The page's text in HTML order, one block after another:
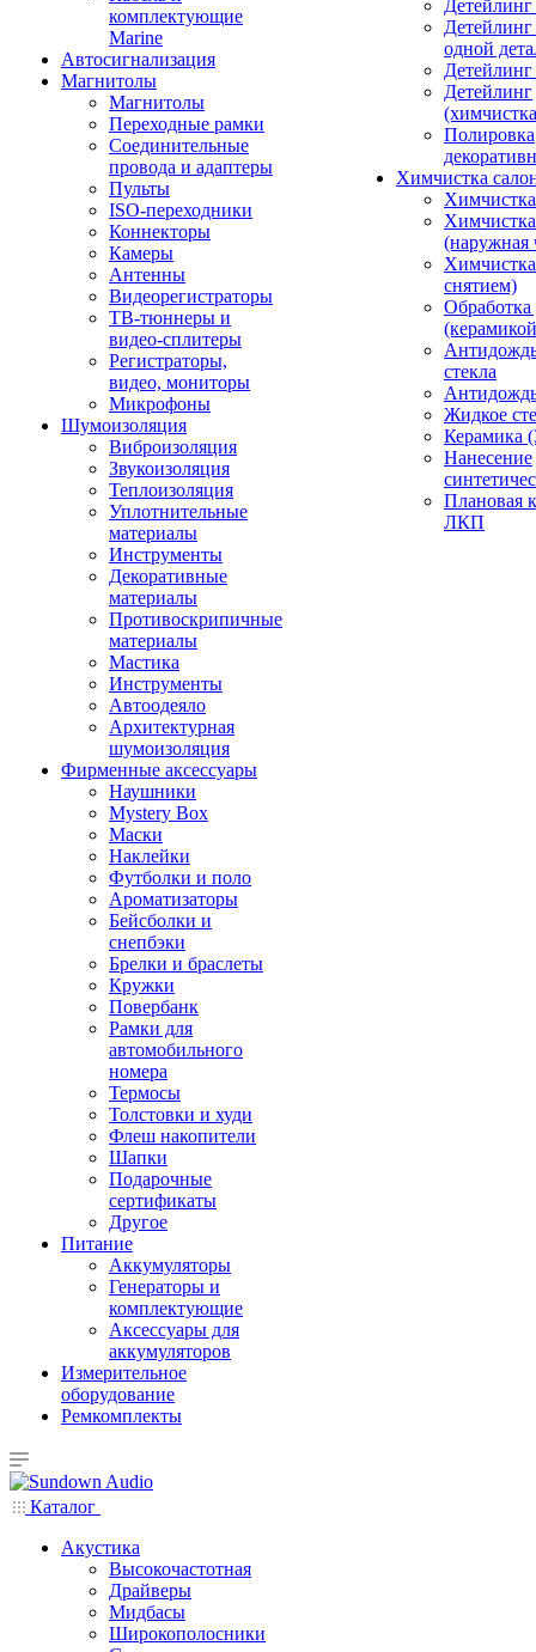
комплектующие
Marine
Автосигнализация
Магнитолы
Магнитолы
Переходные рамки
Соединительные
провода и адаптеры
Пульты
ISO-переходники
Коннекторы
Камеры
Антенны
Видеорегистраторы
ТВ-тюннеры и
видео-сплитеры
Регистраторы,
видео, мониторы
Микрофоны
Шумоизоляция
Виброизоляция
Звукоизоляция
Теплоизоляция
Уплотнительные
материалы
Инструменты
Декоративные
материалы
Противоскрипичные
материалы
Мастика
Инструменты
Автоодеяло
Архитектурная
шумоизоляция
Фирменные аксессуары
Наушники
Mystery Box
Маски
Наклейки
Футболки и поло
Ароматизаторы
Бейсболки и
снепбэки
Брелки и браслеты
Кружки
Повербанк
Рамки для
автомобильного
номера
Термосы
Толстовки и худи
Флеш накопители
Шапки
Подарочные
сертификаты
Другое
Питание
Аккумуляторы
Генераторы и
комплектующие
Аксессуары для
аккумуляторов
Измерительное
оборудование
Ремкомплекты
одной
Детейлинг
Полировка
Химчистка
(наружная
снятием)
Обработка
стекла
Жидкое
Керамика
Нанесение
Плановая
ЛКП
Каталог
Акустика
Высокочастотная
Драйверы
Мидбасы
Широкополосники